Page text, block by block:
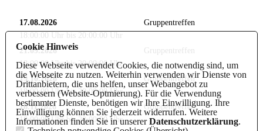
17.08.2026
18:00:00 Uhr bis 20:00:00 Uhr
Gruppentreffen
21.09.2026
18:00:00 Uhr bis 20:00:00 Uhr
Gruppentreffen
19.10.2026
18:00:00 Uhr bis 20:00:00 Uhr
Gruppentreffen
16.11.2026
18:00:00 Uhr bis 20:00:00 Uhr
Gruppentreffen
Cookie Hinweis
Diese Webseite verwendet Cookies, die notwendig sind, um
die Webseite zu nutzen. Weiterhin verwenden wir Dienste von
Drittanbietern, die uns helfen, unser Webangebot zu
verbessern (Website-Optmierung). Für die Verwendung
bestimmter Dienste, benötigen wir Ihre Einwilligung. Ihre
Einwilligung können Sie jederzeit widerrufen. Weitere
Informationen finden Sie in unsererDatenschutzerklärung.